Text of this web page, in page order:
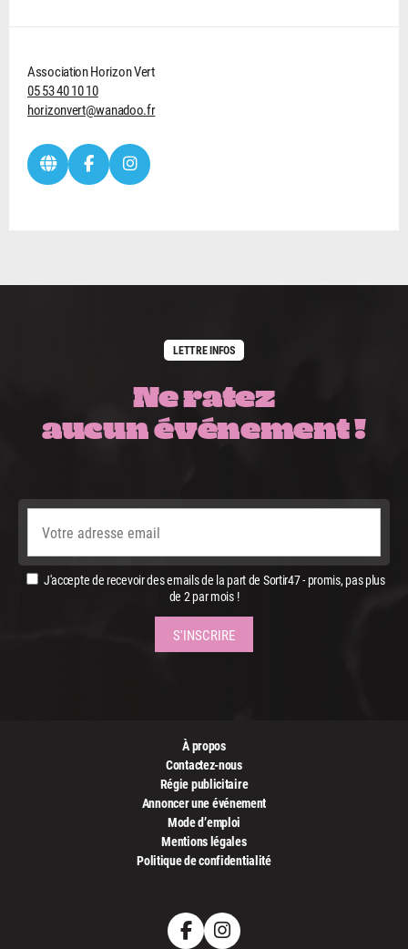
Association Horizon Vert
05 53 40 10 10
horizonvert@wanadoo.fr
LETTRE INFOS
Ne ratez
aucun événement !
J'accepte de recevoir des emails de la part de Sortir47 - promis, pas plus
de 2 par mois !
À propos
Contactez-nous
Régie publicitaire
Annoncer une événement
Mode d’emploi
Mentions légales
Politique de confidentialité